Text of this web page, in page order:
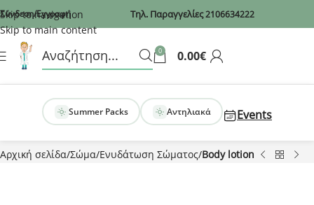
Recaptcha
Skip to navigation
Skip to main content
Σύνδεση/Εγγραφή Τηλ. Παραγγελίες2106634222
0 0.00€
Summer Packs Αντηλιακά Events
Αρχική σελίδα Σώμα Ενυδάτωση Σώματος Body lotion